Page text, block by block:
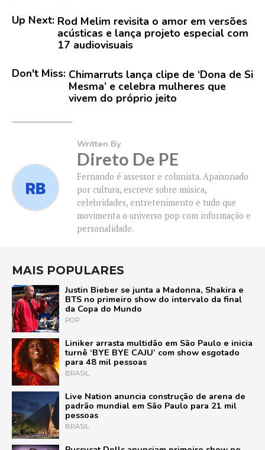
Up Next: Rod Melim revisita o amor em versões
acústicas e lança projeto especial com
17 audiovisuais
Don't Miss: Chimarruts lança clipe de ‘Dona de Si
Mesma’ e celebra mulheres que
vivem do próprio jeito
Written By
Direto De PE
Fernando é assessor e colunista. Apaixonado
por cultura, escreve sobre música,
celebridades, entretenimento e tudo que
movimenta o universo pop com informação e
personalidade.
MAIS POPULARES
Justin Bieber se junta a Madonna, Shakira e
BTS no primeiro show do intervalo da final
da Copa do Mundo
POP
Liniker arrasta multidão em São Paulo e inicia
turnê ‘BYE BYE CAJU’ com show esgotado
para 48 mil pessoas
BRASIL
Live Nation anuncia construção de arena de
padrão mundial em São Paulo para 21 mil
pessoas
BRASIL